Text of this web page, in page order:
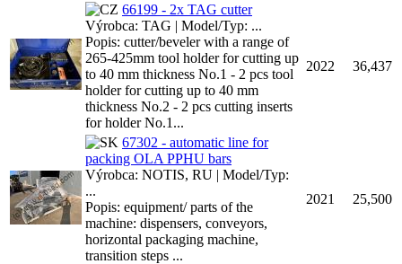
66199 - 2x TAG cutter
Výrobca: TAG | Model/Typ: ...
Popis: cutter/beveler with a range of
265-425mm tool holder for cutting up
to 40 mm thickness No.1 - 2 pcs tool
holder for cutting up to 40 mm
thickness No.2 - 2 pcs cutting inserts
for holder No.1...
2022 36,437
67302 - automatic line for
packing OLA PPHU bars
Výrobca: NOTIS, RU | Model/Typ:
...
Popis: equipment/ parts of the
machine: dispensers, conveyors,
horizontal packaging machine,
transition steps ...
2021 25,500